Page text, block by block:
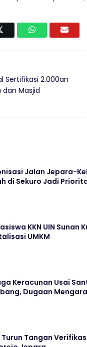
Sertifikasi 2.000an
dan Masjid
Jalan Jepara-
di Sekuro Jadi
KKN UIN
UMKM
Keracunan Usai
Dugaan
Turun Tangan